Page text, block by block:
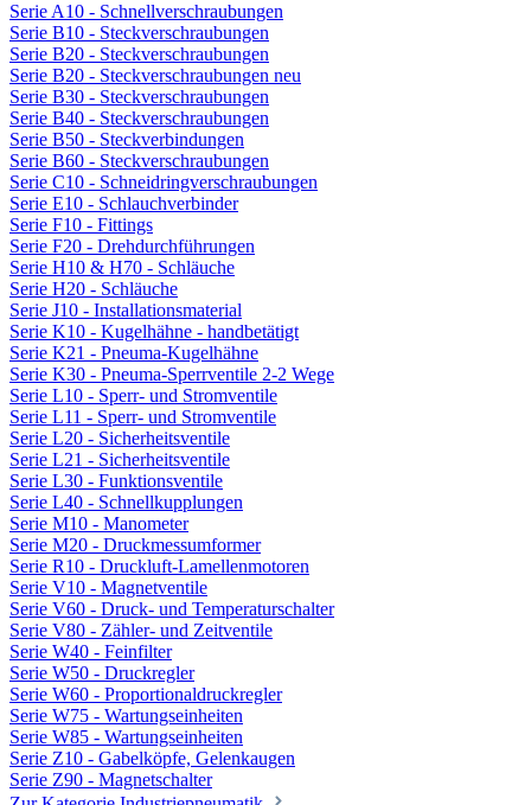
Serie A10 - Schnellverschraubungen
Serie B10 - Steckverschraubungen
Serie B20 - Steckverschraubungen
Serie B20 - Steckverschraubungen neu
Serie B30 - Steckverschraubungen
Serie B40 - Steckverschraubungen
Serie B50 - Steckverbindungen
Serie B60 - Steckverschraubungen
Serie C10 - Schneidringverschraubungen
Serie E10 - Schlauchverbinder
Serie F10 - Fittings
Serie F20 - Drehdurchführungen
Serie H10 & H70 - Schläuche
Serie H20 - Schläuche
Serie J10 - Installationsmaterial
Serie K10 - Kugelhähne - handbetätigt
Serie K21 - Pneuma-Kugelhähne
Serie K30 - Pneuma-Sperrventile 2-2 Wege
Serie L10 - Sperr- und Stromventile
Serie L11 - Sperr- und Stromventile
Serie L20 - Sicherheitsventile
Serie L21 - Sicherheitsventile
Serie L30 - Funktionsventile
Serie L40 - Schnellkupplungen
Serie M10 - Manometer
Serie M20 - Druckmessumformer
Serie R10 - Druckluft-Lamellenmotoren
Serie V10 - Magnetventile
Serie V60 - Druck- und Temperaturschalter
Serie V80 - Zähler- und Zeitventile
Serie W40 - Feinfilter
Serie W50 - Druckregler
Serie W60 - Proportionaldruckregler
Serie W75 - Wartungseinheiten
Serie W85 - Wartungseinheiten
Serie Z10 - Gabelköpfe, Gelenkaugen
Serie Z90 - Magnetschalter